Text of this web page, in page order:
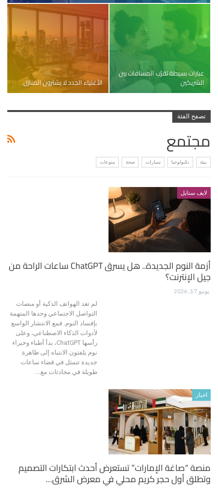
عبارات بسيطة تقرّب المسافات بين
الشريكين الأغنياء الجدد لا يشترون المنازل.
تصفح الفئة
مجتمع
بيئة تكنولوجيا سيارات صحة منوعات
لايف ستايل
أزمة النوم الجديدة.. هل يسرق ChatGPT ساعات الراحة من
جيل الإنترنت؟
يونيو 17, 2026
لم تعد الهواتف الذكية أو منصات
التواصل الاجتماعي وحدها المتهمة
بإفساد النوم. فمع الانتشار الواسع
لأدوات الذكاء الاصطناعي، وعلى
رأسها ChatGPT، بدأ أطباء وخبراء
نوم يلفتون الانتباه إلى ظاهرة
جديدة تتمثل في قضاء ساعات
طويلة في محادثات مع…
اخبار
منصة “صاغة الإمارات” تستعرض أحدث ابتكارات التصميم
وتطلق أول حجر كريم محلي في معرض الشرق…